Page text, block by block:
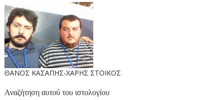
ΘΑΝΟΣ ΚΑΣΑΠΗΣ-ΧΑΡΗΣ ΣΤΟΙΚΟΣ
Αναζήτηση αυτού του ιστολογίου